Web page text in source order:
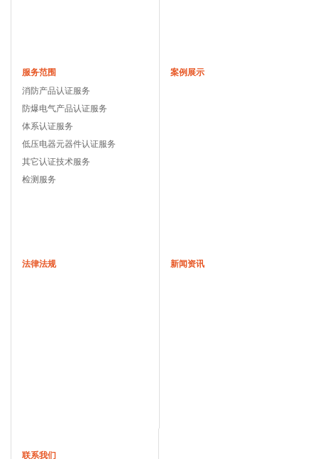
服务范围
消防产品认证服务
防爆电气产品认证服务
体系认证服务
低压电器元器件认证服务
其它认证技术服务
检测服务
案例展示
法律法规 新闻资讯
联系我们